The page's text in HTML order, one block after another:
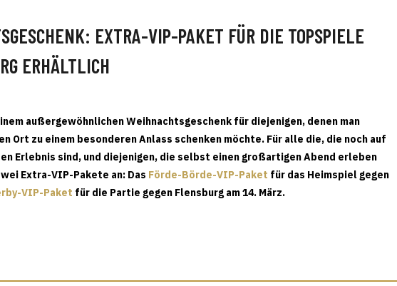
EXTRA-VIP-PAKET FÜR DIE TOPSPIELE
ERHÄLTLICH
außergewöhnlichen Weihnachtsgeschenk für diejenigen, denen man
Ort zu einem besonderen Anlass schenken möchte. Für alle die, die noch auf
Erlebnis sind, und diejenigen, die selbst einen großartigen Abend erleben
Extra-VIP-Pakete an: Das Förde-Börde-VIP-Paket für das Heimspiel gegen
VIP-Paket für die Partie gegen Flensburg am 14. März.